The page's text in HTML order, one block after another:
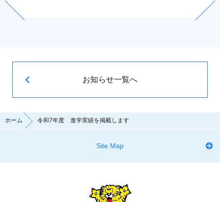
お知らせ一覧へ
ホーム 令和7年度 進学実績を掲載します
Site Map